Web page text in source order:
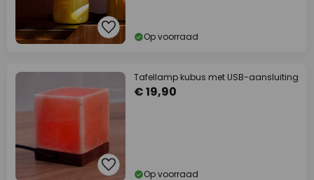
Op voorraad
Tafellamp kubus met USB-aansluiting
€ 19,90
Op voorraad